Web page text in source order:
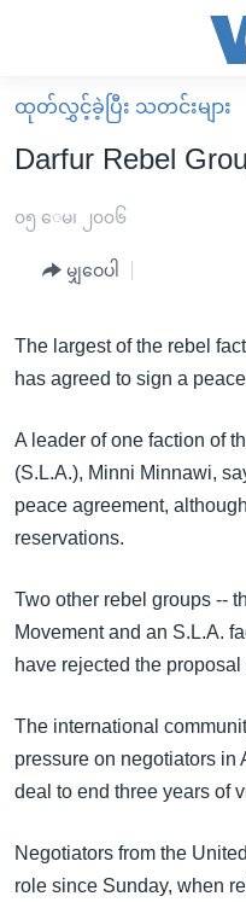
လွယ်ကူ
စေ
Link
များ
အကြောင်းအရာ
သို့
ကြည့်
ရန်
ပင်မ
အ
စာမျက်နှာ
သို့
ကျော်
ရှာဖွေ
နေရာ
မူလစာမျက်နှာ
မြန်မာ
ကမ္ဘာ့သတင်းများ
နိုင်ငံတကာ
တရုတ်
အစ္စရေး-ပါလက်စတိုင်း
ရပ်ဝန်းတခု လမ်းတခု အလွ
အင်္ဂလိပ်စာလေ့လာမယ်
အမေရိကန်သုံးအီဒီယံ
မကြေးမုံရဲ့ အင်္ဂလိပ်စာ
ရုပ်ရှင်ထဲက အင်္ဂလိပ်စာ
အပတ်စဉ်ကဏ္ဍများ
ရေဒီယို
တီဗွီ
ရေဒီယိုနှင့်ရုပ်သံ အချက်အ
ရေဒီယို/တီဗွီအစီအစဉ်
ဘာသာစကားများ
ထုတ်လွှင့်ခဲ့ပြီး သတင်းများ
Darfur Rebel
၀၅ ေမ၊ ၂၀၀၆
မျှဝေပါ
The largest of the rebel
has agreed to sign a
A leader of one faction of
(S.L.A.), Minni Minnawi,
peace agreement,
reservations.
Two other rebel groups --
Movement and an S.L.A.
have rejected the proposal
The international
pressure on negotiators in
deal to end three years of
Negotiators from the
role since Sunday, when